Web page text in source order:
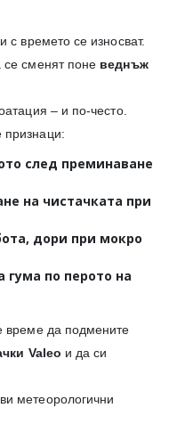
с времето се износват.
се сменят поне веднъж
– и по-често.
признаци:
след преминаване
на чистачката при
дори при мокро
гума по перото на
време да подмените
Valeo и да си
метеорологични